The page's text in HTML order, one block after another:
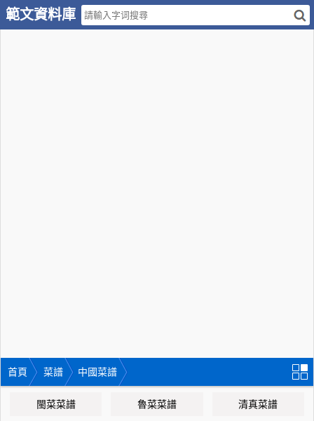
範文資料庫
首頁 菜譜 中國菜譜
閩菜菜譜 魯菜菜譜 清真菜譜